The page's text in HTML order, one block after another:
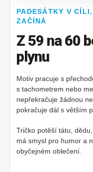
PADESÁTKY V
ZAČÍNÁ
Z 59 na 60
plynu
Motiv pracuje s
s tachometrem nebo
nepřekračuje žádnou
pokračuje dál s větším
Tričko potěší tátu,
má smysl pro humor a
obyčejném oblečení.